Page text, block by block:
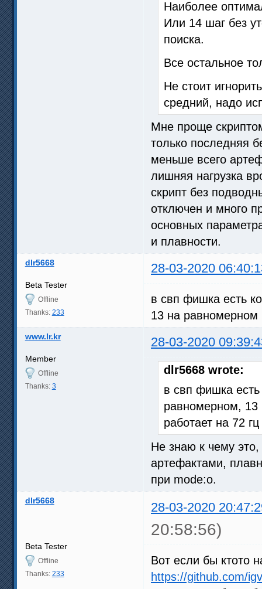
Наиболее
Или 14 шаг без
поиска.
Все остальное
Не стоит
средний, надо
Мне проще
только последняя
меньше всего
лишняя нагрузка
скрипт без
отключен и много
основных
и плавности.
dlr5668 28-03-2020
Beta Tester
Offline
Thanks: 233
в свп фишка есть
13 на равномерном
www.lr.kr 28-03-2020
Member
Offline
Thanks: 3
dlr5668 wrote:
в свп фишка
равномерном, 13
работает на 72 гц
Не знаю к чему
артефактами,
при mode:o.
dlr5668 28-03-2020
20:58:56)
Beta Tester
Offline
Thanks: 233
Вот если бы ктото
https://github.com/